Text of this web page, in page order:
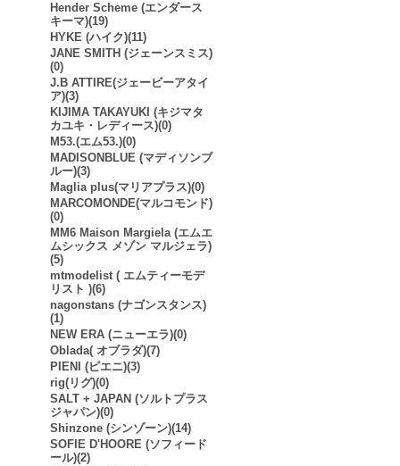
Hender Scheme (エンダース
キーマ)(19)
HYKE (ハイク)(11)
JANE SMITH (ジェーンスミス)
(0)
J.B ATTIRE(ジェービーアタイ
ア)(3)
KIJIMA TAKAYUKI (キジマタ
カユキ・レディース)(0)
M53.(エム53.)(0)
MADISONBLUE (マディソンブ
ルー)(3)
Maglia plus(マリアプラス)(0)
MARCOMONDE(マルコモンド)
(0)
MM6 Maison Margiela (エムエ
ムシックス メゾン マルジェラ)
(5)
mtmodelist ( エムティーモデ
リスト )(6)
nagonstans (ナゴンスタンス)
(1)
NEW ERA (ニューエラ)(0)
Oblada( オブラダ)(7)
PIENI (ピエニ)(3)
rig(リグ)(0)
SALT + JAPAN (ソルトプラス
ジャパン)(0)
Shinzone (シンゾーン)(14)
SOFIE D'HOORE (ソフィード
ール)(2)